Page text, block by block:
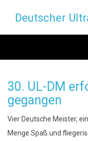
Inhalt
Deutscher
30. UL-DM
gegangen
Vier Deutsche Meister,
Menge Spaß und